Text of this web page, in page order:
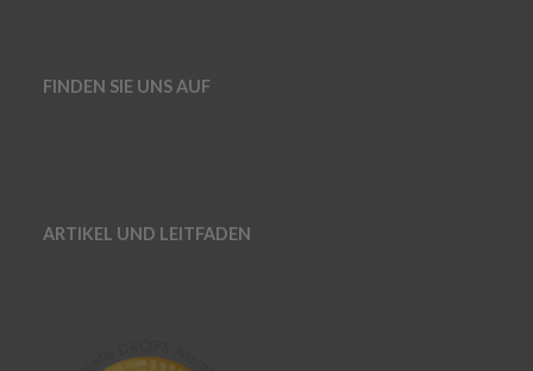
FINDEN SIE UNS AUF
ARTIKEL UND LEITFADEN